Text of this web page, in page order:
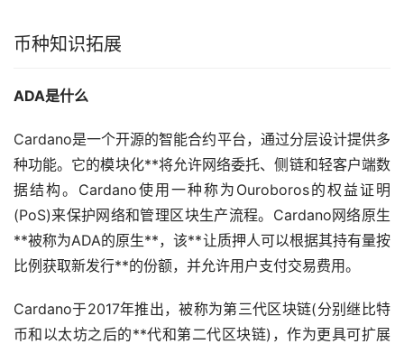
币种知识拓展
ADA是什么
Cardano是一个开源的智能合约平台，通过分层设计提供多
种功能。它的模块化**将允许网络委托、侧链和轻客户端数
据结构。Cardano使用一种称为Ouroboros的权益证明
(PoS)来保护网络和管理区块生产流程。Cardano网络原生
**被称为ADA的原生**，该**让质押人可以根据其持有量按
比例获取新发行**的份额，并允许用户支付交易费用。
Cardano于2017年推出，被称为第三代区块链(分别继比特
币和以太坊之后的**代和第二代区块链)，作为更具可扩展